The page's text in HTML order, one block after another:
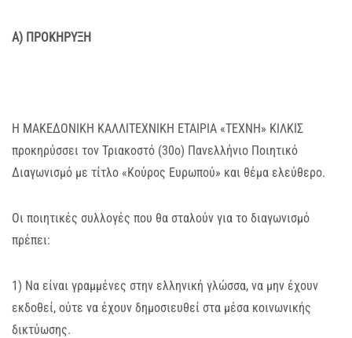
Α) ΠΡΟΚΗΡΥΞΗ
Η ΜΑΚΕΔΟΝΙΚΗ ΚΑΛΛΙΤΕΧΝΙΚΗ ΕΤΑΙΡΙΑ «ΤΕΧΝΗ» ΚΙΛΚΙΣ
προκηρύσσει τον Τριακοστό (30ο) Πανελλήνιο Ποιητικό
Διαγωνισμό με τίτλο «Κούρος Ευρωπού» και θέμα ελεύθερο.
Οι ποιητικές συλλογές που θα σταλούν για το διαγωνισμό
πρέπει:
1) Να είναι γραμμένες στην ελληνική γλώσσα, να μην έχουν
εκδοθεί, ούτε να έχουν δημοσιευθεί στα μέσα κοινωνικής
δικτύωσης.